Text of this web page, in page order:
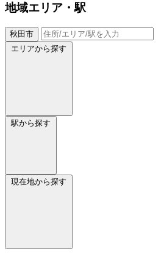
地域エリア・駅
秋田市
エリアから探す
駅から探す
現在地から探す